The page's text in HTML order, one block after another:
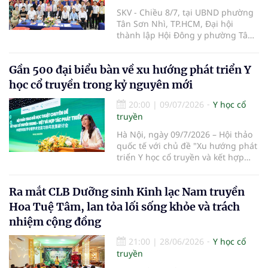
SKV - Chiều 8/7, tại UBND phường
Tân Sơn Nhì, TP.HCM, Đại hội
thành lập Hội Đông y phường Tân
kiện toàn tổ chức Hội Đông y tại cơ
sở, góp phần phát huy vai trò y học
cổ truyền trong chăm sóc sức khỏe
nhân dân.
Gần 500 đại biểu bàn về xu hướng phát triển Y
học cổ truyền trong kỷ nguyên mới
20:00 | 09/07/2026
Y học cổ
truyền
Hà Nội, ngày 09/7/2026 – Hội thảo
quốc tế với chủ đề "Xu hướng phát
triển Y học cổ truyền và kết hợp
– Dược Phenikaa. Sự kiện do Đại
học Phenikaa tổ chức, quy tụ gần
500 đại biểu là đại diện các cơ
viện cùng đông đảo chuyên gia,
nhà khoa học, bác sĩ và giảng viên
hàng đầu trong nước và quốc tế.
Ra mắt CLB Dưỡng sinh Kinh lạc Nam truyền
Hoa Tuệ Tâm, lan tỏa lối sống khỏe và trách
nhiệm cộng đồng
21:00 | 28/06/2026
Y học cổ
truyền